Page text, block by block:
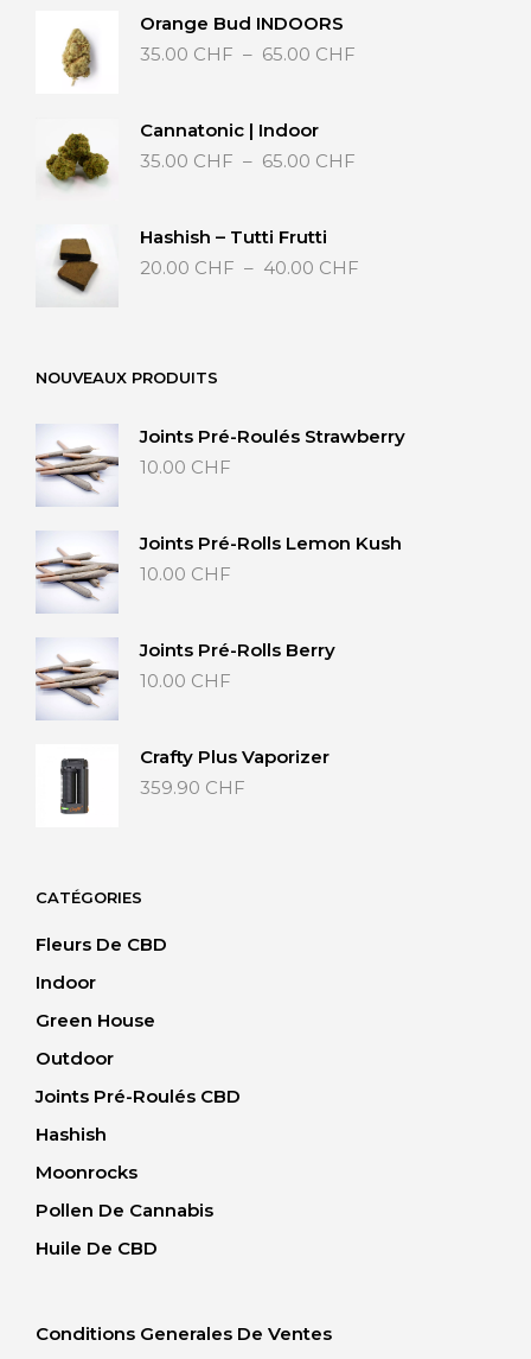
Orange Bud INDOORS
35.00 CHF – 65.00 CHF
Cannatonic | Indoor
35.00 CHF – 65.00 CHF
65.00 CHF
Hashish – Tutti Frutti
20.00 CHF – 40.00 CHF
NOUVEAUX PRODUITS
Joints Pré-Roulés Strawberry
10.00 CHF
Joints Pré-Rolls Lemon Kush
10.00 CHF
Joints Pré-Rolls Berry
10.00 CHF
Crafty Plus Vaporizer
359.90 CHF
CATÉGORIES
Fleurs De CBD
Indoor
Green House
Outdoor
Joints Pré-Roulés CBD
Hashish
Moonrocks
Pollen De Cannabis
Huile De CBD
Conditions Generales De Ventes